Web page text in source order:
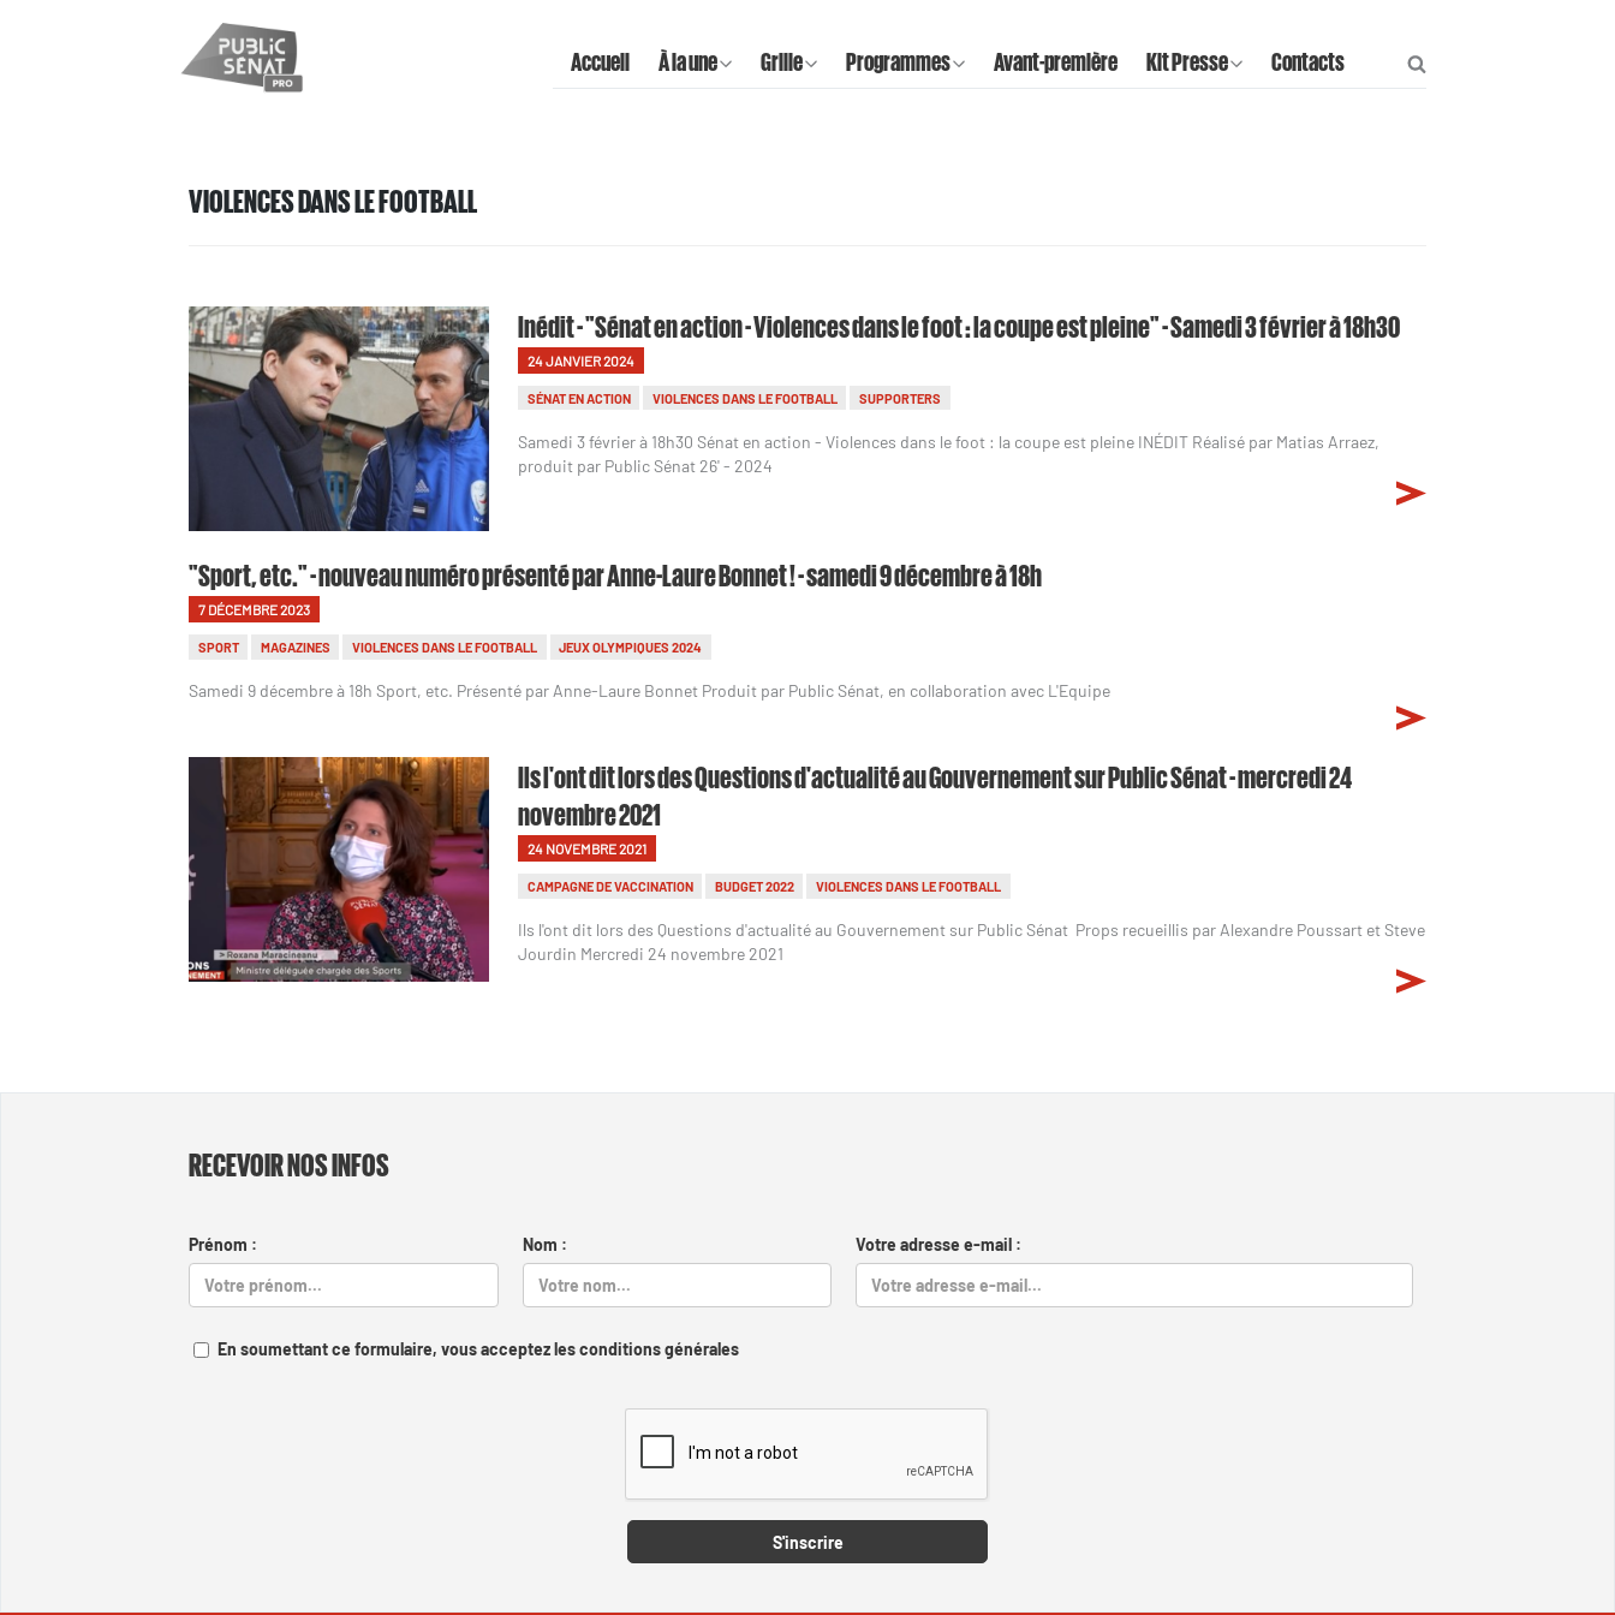
Accueil À la une Grille Programmes Avant-première Kit Presse Contacts
VIOLENCES DANS LE FOOTBALL
Inédit - "Sénat en action - Violences dans le foot : la coupe est pleine" - Samedi 3 février à 18h30
24 JANVIER 2024
SÉNAT EN ACTION VIOLENCES DANS LE FOOTBALL SUPPORTERS
Samedi 3 février à 18h30 Sénat en action - Violences dans le foot : la coupe est pleine INÉDIT Réalisé par Matias Arraez,
produit par Public Sénat 26' - 2024
"Sport, etc." - nouveau numéro présenté par Anne-Laure Bonnet ! - samedi 9 décembre à 18h
7 DÉCEMBRE 2023
SPORT MAGAZINES VIOLENCES DANS LE FOOTBALL JEUX OLYMPIQUES 2024
Samedi 9 décembre à 18h Sport, etc. Présenté par Anne-Laure Bonnet Produit par Public Sénat, en collaboration avec L'Equipe
Ils l'ont dit lors des Questions d'actualité au Gouvernement sur Public Sénat - mercredi 24
novembre 2021
24 NOVEMBRE 2021
CAMPAGNE DE VACCINATION BUDGET 2022 VIOLENCES DANS LE FOOTBALL
Ils l'ont dit lors des Questions d'actualité au Gouvernement sur Public Sénat Props recueillis par Alexandre Poussart et Steve
Jourdin Mercredi 24 novembre 2021
RECEVOIR NOS INFOS
Prénom : Nom : Votre adresse e-mail :
En soumettant ce formulaire, vous acceptez les conditions générales
S'inscrire